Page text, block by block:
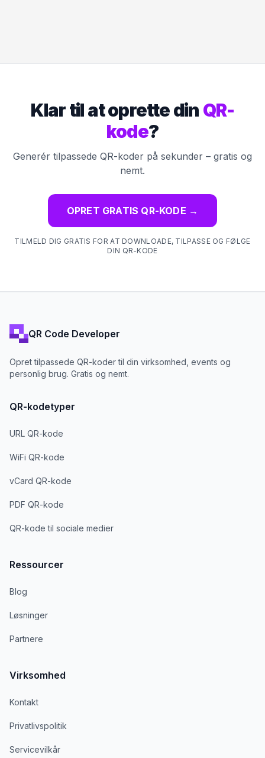
Klar til at oprette din QR-
kode?
Generér tilpassede QR-koder på sekunder – gratis og
nemt.
OPRET GRATIS QR-KODE →
TILMELD DIG GRATIS FOR AT DOWNLOADE, TILPASSE OG FØLGE
DIN QR-KODE
QR Code Developer
Opret tilpassede QR-koder til din virksomhed, events og
personlig brug. Gratis og nemt.
QR-kodetyper
URL QR-kode
WiFi QR-kode
vCard QR-kode
PDF QR-kode
QR-kode til sociale medier
Ressourcer
Blog
Løsninger
Partnere
Virksomhed
Kontakt
Privatlivspolitik
Servicevilkår